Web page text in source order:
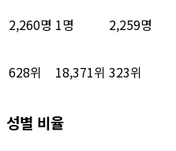
2,260명 1명 2,259명
628위 18,371위 323위
성별 비율